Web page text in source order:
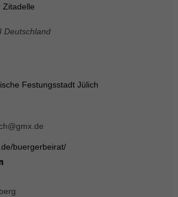
Zitadelle
Deutschland
Festungsstadt Jülich
buergerbeirat/
und Social-Media-Plattformen werden
auf diese Inhalte keiner manuellen Einwilligung